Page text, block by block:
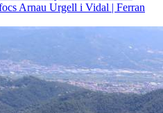
Arnau Urgell i Vidal | Ferran